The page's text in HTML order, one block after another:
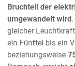
Bruchteil der
umgewandelt wird
gleicher
ein Fünftel bis ein
beziehungsweise